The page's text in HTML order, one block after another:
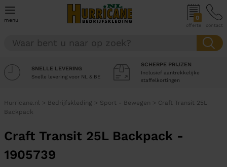
menu 0
offerte contact
SNELLE LEVERING
Snelle levering voor NL & BE
SCHERPE PRIJZEN
Inclusief aantrekkelijke
staffelkortingen
Hurricane.nl > Bedrijfskleding > Sport - Bewegen > Craft Transit 25L
Backpack
Craft Transit 25L Backpack -
1905739